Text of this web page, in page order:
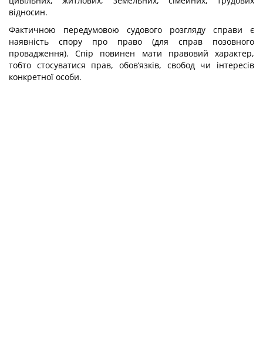
відносин.
Фактичною передумовою судового розгляду справи є
наявність спору про право (для справ позовного
провадження). Спір повинен мати правовий характер,
тобто стосуватися прав, обов‘язків, свобод чи інтересів
конкретної особи.